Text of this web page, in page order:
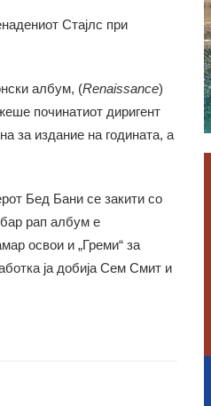
Стајлс при
албум, (Renaissance)
починатиот диригент
за издание на годината, а
Бед Бани се закити со
рап албум е
освои и „Греми“ за
ја добија Сем Смит и